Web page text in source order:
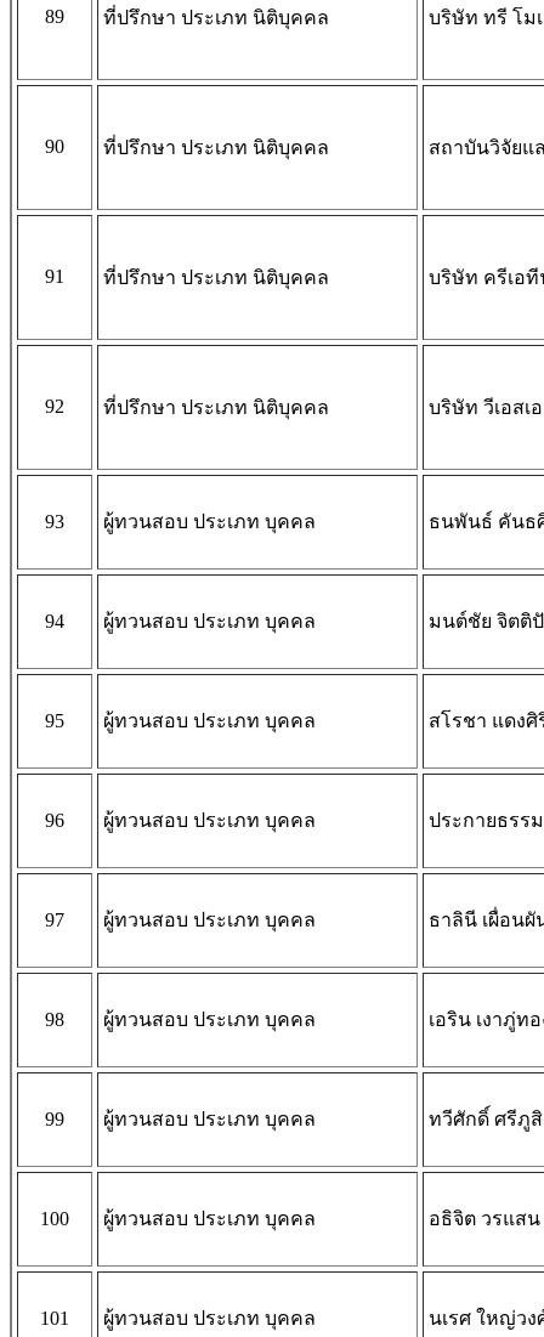
89 ที่ปรึกษา ประเภท นิติบุคคล บริษัท ทรี โม
90 ที่ปรึกษา ประเภท นิติบุคคล สถาบันวิจัยแ
91 ที่ปรึกษา ประเภท นิติบุคคล บริษัท ครีเอ
92 ที่ปรึกษา ประเภท นิติบุคคล บริษัท วีเอสเ
93 ผู้ทวนสอบ ประเภท บุคคล ธนพันธ์ คันธ
94 ผู้ทวนสอบ ประเภท บุคคล มนต์ชัย จิตติ
95 ผู้ทวนสอบ ประเภท บุคคล สโรชา แดงศิ
96 ผู้ทวนสอบ ประเภท บุคคล ประกายธรร
97 ผู้ทวนสอบ ประเภท บุคคล ธาลินี เผื่อนผั
98 ผู้ทวนสอบ ประเภท บุคคล เอริน เงาภู่ทอ
99 ผู้ทวนสอบ ประเภท บุคคล ทวีศักดิ์ ศรีภู
100 ผู้ทวนสอบ ประเภท บุคคล อธิจิต วรแสน
101 ผู้ทวนสอบ ประเภท บุคคล นเรศ ใหญ่วง